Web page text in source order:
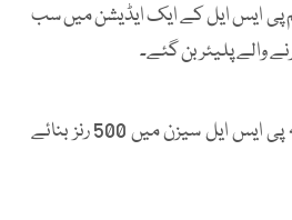
پی ایس ایل کے ایک ایڈیشن میں سب
بابر اعظم نے چوتھی مرتبہ پی ایس ایل سیزن میں 500 رنز بنائے